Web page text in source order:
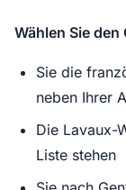
Wählen Sie
Sie die
neben Ihrer
Die Lavaux-
Liste stehen